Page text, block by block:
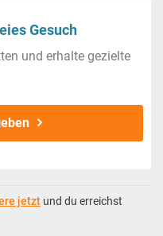
Gesuch
und erhalte gezielte
jetzt und du erreichst